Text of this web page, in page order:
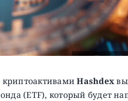
Hashdex
(ETF), который будет